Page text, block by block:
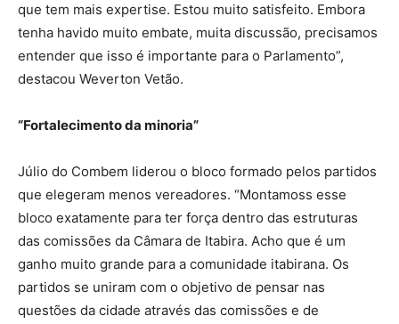
que tem mais expertise. Estou muito satisfeito. Embora
tenha havido muito embate, muita discussão, precisamos
entender que isso é importante para o Parlamento”,
destacou Weverton Vetão.
“Fortalecimento da minoria”
Júlio do Combem liderou o bloco formado pelos partidos
que elegeram menos vereadores. “Montamoss esse
bloco exatamente para ter força dentro das estruturas
das comissões da Câmara de Itabira. Acho que é um
ganho muito grande para a comunidade itabirana. Os
partidos se uniram com o objetivo de pensar nas
questões da cidade através das comissões e de